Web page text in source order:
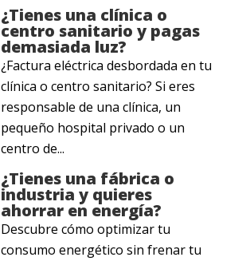
¿Tienes una clínica o
centro sanitario y pagas
demasiada luz?
¿Factura eléctrica desbordada en tu
clínica o centro sanitario? Si eres
responsable de una clínica, un
pequeño hospital privado o un
centro de...
¿Tienes una fábrica o
industria y quieres
ahorrar en energía?
Descubre cómo optimizar tu
consumo energético sin frenar tu